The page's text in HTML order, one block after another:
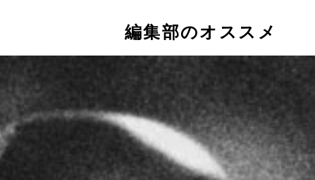
編集部のオススメ